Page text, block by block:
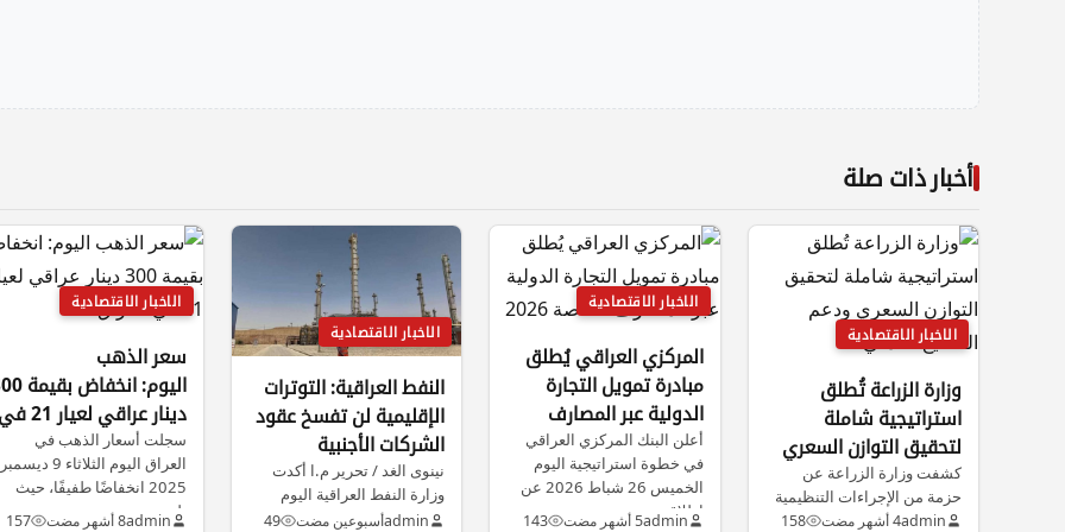
أخبار ذات صلة
الاخبار الاقتصادية
وزارة الزراعة تُطلق
استراتيجية شاملة
لتحقيق التوازن السعري
ودعم التصنيع الغذائي
كشفت وزارة الزراعة عن
حزمة من الإجراءات التنظيمية
الهادفة إلى حماية الثروة
admin4 أشهر مضت 158
الاخبار الاقتصادية
المركزي العراقي يُطلق
مبادرة تمويل التجارة
الدولية عبر المصارف
الخاصة 2026
أعلن البنك المركزي العراقي
في خطوة استراتيجية اليوم
الخميس 26 شباط 2026 عن
إطلاق…
admin5 أشهر مضت 143
الاخبار الاقتصادية
النفط العراقية: التوترات
الإقليمية لن تفسخ عقود
الشركات الأجنبية
وعقوبات صارمة بإنتظار
المتلكئين
نينوى الغد / تحرير م.ا أكدت
وزارة النفط العراقية اليوم
الأحد استمرار العمل بكافة…
adminأسبوعين مضت 49
الاخبار الاقتصادية
سعر الذهب
اليوم:
دينار عراقي لعيار 21 في
العراق
سجلت أسعار الذهب في
العراق اليوم الثلاثاء 9 ديسمبر
2025 انخفاضًا طفيفًا، حيث
بلغ…admin8 أشهر مضت 157